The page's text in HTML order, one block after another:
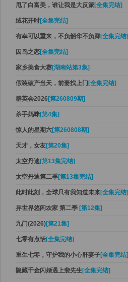
甩了白富美，谁让我是大反派[全集完结]
绒花开时[全集完结]
有幸可以重来，不负韶华不负卿[全集完结]
囚鸟之恋[全集完结]
家乡美食大赛[湖南站第3集]
假装破产当天，前妻找上门 [全集完结]
群英会2026 [第260809期]
杀手妈咪[第4集]
惊人的星期六[第260808期]
天才，女友[第20集]
太空丹迪[第13集完结]
太空丹迪第二季[第13集完结]
此时此刻，全球只有我知道未来[全集完结]
异世界悠闲农家 第二季 [第12集]
九门(2026)[第21集]
七零有点恬[全集完结]
重生七零，守护我的小心肝妻子[全集完结]
隐藏千金闪婚遇上裴先生[全集完结]